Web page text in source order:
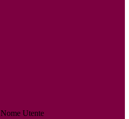
Nome Utente